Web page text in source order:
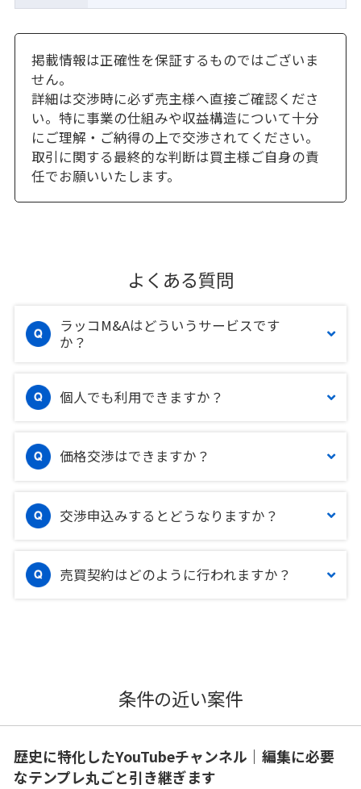
掲載情報は正確性を保証するものではございま
せん。
詳細は交渉時に必ず売主様へ直接ご確認くださ
い。特に事業の仕組みや収益構造について十分
にご理解・ご納得の上で交渉されてください。
取引に関する最終的な判断は買主様ご自身の責
任でお願いいたします。
よくある質問
ラッコM&Aはどういうサービスです
か？
個人でも利用できますか？
価格交渉はできますか？
交渉申込みするとどうなりますか？
売買契約はどのように行われますか？
条件の近い案件
歴史に特化したYouTubeチャンネル｜編集に必要
なテンプレ丸ごと引き継ぎます